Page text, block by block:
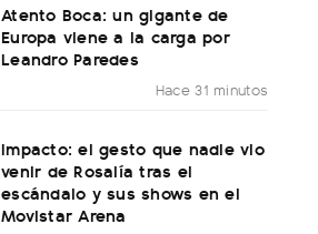
Atento Boca: un gigante de
Europa viene a la carga por
Leandro Paredes
Hace 31 minutos
Impacto: el gesto que nadie vio
venir de Rosalía tras el
escándalo y sus shows en el
Movistar Arena